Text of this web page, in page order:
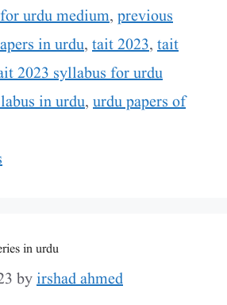
urdu medium, previous
in urdu, tait 2023, tait
2023 syllabus for urdu
in urdu, urdu papers of
in urdu
byirshad ahmed